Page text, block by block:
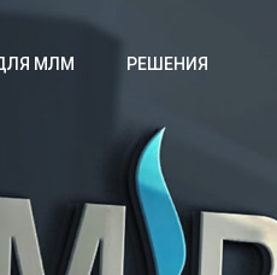
МЛМ РЕШЕНИЯ